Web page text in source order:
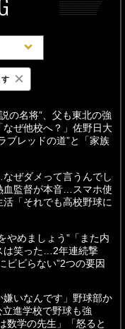
週間
の名将”、父も東北の強
ぜ他校へ？」佐野日大
ブレッドの道”と「家族
ぜダメって言うんでし
血監督が本音…スマホ使
「それでも高校野球に
やめましょう”「また内
は笑った…2年連続撃
ビビらない”2つの要因
嫌いなんです」野球部か
進学校で野球も強
数学の先生」「怒ると
す ×